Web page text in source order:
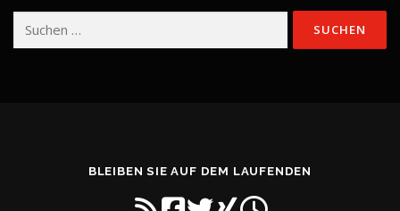
Suchen
BLEIBEN SIE AUF DEM LAUFENDEN